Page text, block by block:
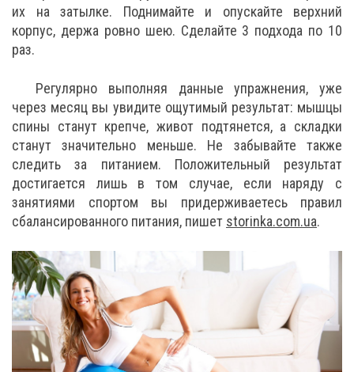
их на затылке. Поднимайте и опускайте верхний
корпус, держа ровно шею. Сделайте 3 подхода по 10
раз.
Регулярно выполняя данные упражнения, уже
через месяц вы увидите ощутимый результат: мышцы
спины станут крепче, живот подтянется, а складки
станут значительно меньше. Не забывайте также
следить за питанием. Положительный результат
достигается лишь в том случае, если наряду с
занятиями спортом вы придерживаетесь правил
сбалансированного питания, пишет storinka.com.ua.